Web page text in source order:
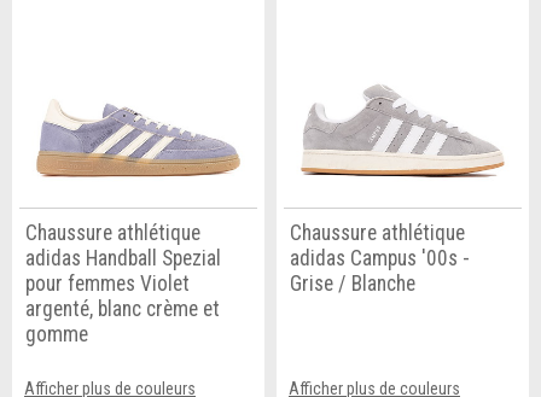
Chaussure athlétique
adidas Handball Spezial
pour femmes Violet
argenté, blanc crème et
gomme
Afficher plus de couleurs
Chaussure athlétique
adidas Campus '00s -
Grise / Blanche
Afficher plus de couleurs